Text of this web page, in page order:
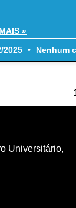
»
2025
Nenhum
Universitário,